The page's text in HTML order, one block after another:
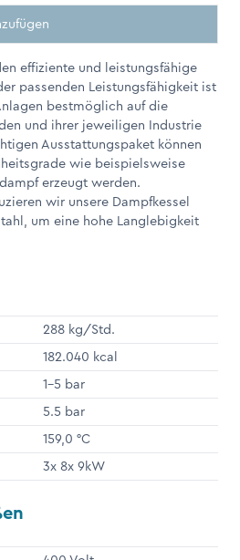
effiziente und leistungsfähige
passenden Leistungsfähigkeit ist
bestmöglich auf die
und ihrer jeweiligen Industrie
Ausstattungspaket können
wie beispielsweise
erzeugt werden.
wir unsere Dampfkessel
um eine hohe Langlebigkeit
288 kg/Std.
182.040 kcal
1-5 bar
5.5 bar
159,0 °C
3x 8x 9kW